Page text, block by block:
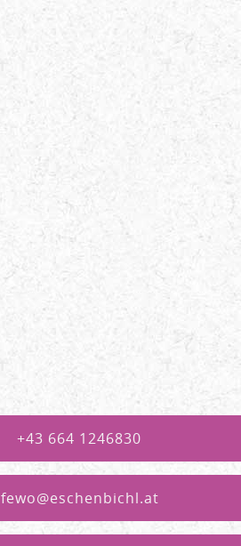
+43 664 1246830
fewo@eschenbichl.at